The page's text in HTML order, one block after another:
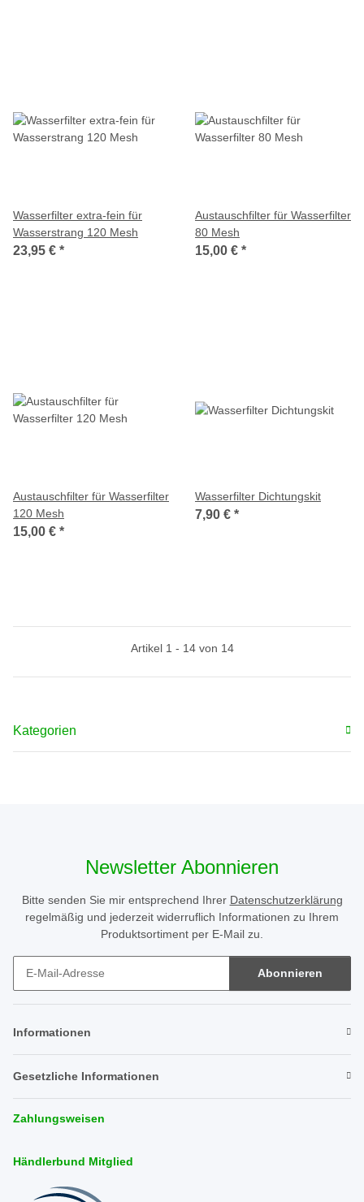
Wasserfilter extra-fein für
Wasserstrang 120 Mesh
23,95 € *
Austauschfilter für Wasserfilter
80 Mesh
15,00 € *
Austauschfilter für Wasserfilter
120 Mesh
15,00 € *
Wasserfilter Dichtungskit
7,90 € *
Artikel 1 - 14 von 14
Kategorien
Newsletter Abonnieren
Bitte senden Sie mir entsprechend Ihrer Datenschutzerklärung
regelmäßig und jederzeit widerruflich Informationen zu Ihrem
Produktsortiment per E-Mail zu.
Abonnieren
Informationen
Gesetzliche Informationen
Zahlungsweisen
Händlerbund Mitglied